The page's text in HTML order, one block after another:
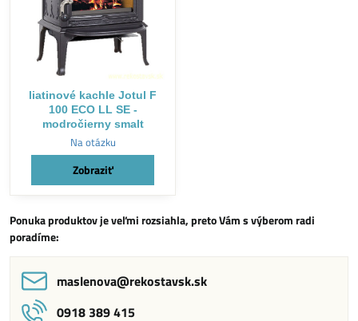
liatinové kachle Jotul F
100 ECO LL SE -
modročierny smalt
Na otázku
Zobraziť
Ponuka produktov je veľmi rozsiahla, preto Vám s výberom radi
poradíme:
maslenova​@rekostavsk​.sk
0918 389 415